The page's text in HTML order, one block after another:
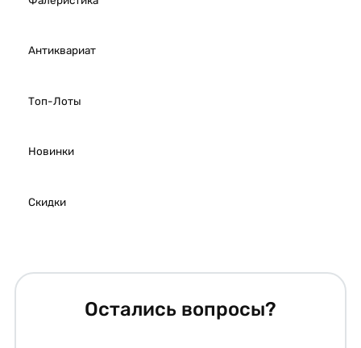
Антиквариат
Топ-Лоты
Новинки
Скидки
Остались вопросы?